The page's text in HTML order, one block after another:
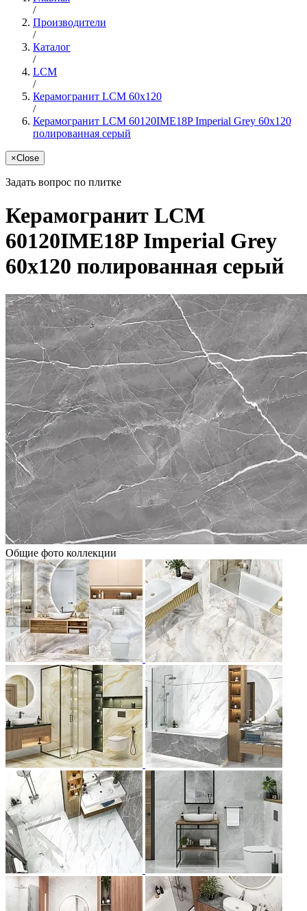
/
Производители
/
Каталог
/
LCM
/
Керамогранит LCM 60x120
/
Керамогранит LCM 60120IME18P Imperial Grey 60x120
полированная серый
×Close
Задать вопрос по плитке
Керамогранит LCM
60120IME18P Imperial Grey
60x120 полированная серый
Общие фото коллекции